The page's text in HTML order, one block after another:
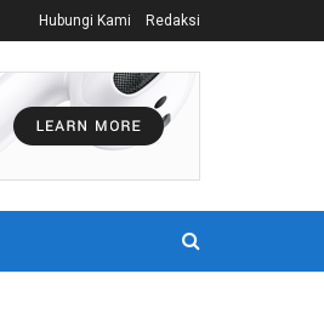
Hubungi Kami Redaksi